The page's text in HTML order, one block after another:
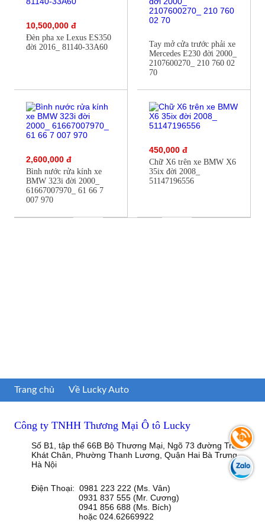
10,500,000 đ
Đèn pha xe Lexus ES350
đời 2016_ 81140-33A60
Tay mở cửa trước phải xe
Mercedes E230 đời 2000_
2107600270_ 210 760 02
70
2,600,000 đ
Bình nước rửa kính xe
BMW 323i đời 2000_
61667007970_ 61 66 7
007 970
450,000 đ
Chữ X6 trên xe BMW X6
35ix đời 2008_
51147196556
Trang chủ Về Lucky Auto
Công ty TNHH Thương Mại Ô tô Lucky
Số B1, tập thể 66B Bộ Thương Mại, Ngõ 73 đường Trần
Khát Chân, Phường Thanh Lương, Quận Hai Bà Trưng,
Hà Nội
Điện Thoại: 0981 223 222 (Ms. Vân)
0931 837 555 (Mr. Cương)
0941 856 688 (Ms. Bích)
hoặc 024.62669922